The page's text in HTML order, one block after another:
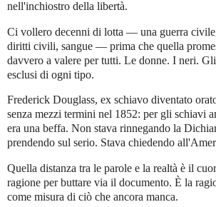
nell'inchiostro della libertà.
Ci vollero decenni di lotta — una guerra
diritti civili, sangue — prima che quella
davvero a valere per tutti. Le donne. I neri.
esclusi di ogni tipo.
Frederick Douglass, ex schiavo diventato
senza mezzi termini nel 1852: per gli schiavi
era una beffa. Non stava rinnegando la
prendendo sul serio. Stava chiedendo
Quella distanza tra le parole e la realtà è il
ragione per buttare via il documento. È la
come misura di ciò che ancora manca.